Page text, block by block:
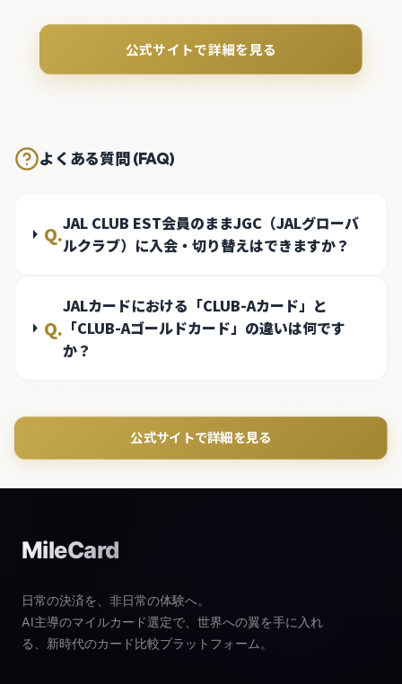
公式サイトで詳細を見る
よくある質問 (FAQ)
Q.JAL CLUB EST会員のままJGC（JALグローバ
ルクラブ）に入会・切り替えはできますか？
Q.
JALカードにおける「CLUB-Aカード」と
「CLUB-Aゴールドカード」の違いは何です
か？
公式サイトで詳細を見る
MileCard
日常の決済を、非日常の体験へ。
AI主導のマイルカード選定で、世界への翼を手に入れ
る、新時代のカード比較プラットフォーム。